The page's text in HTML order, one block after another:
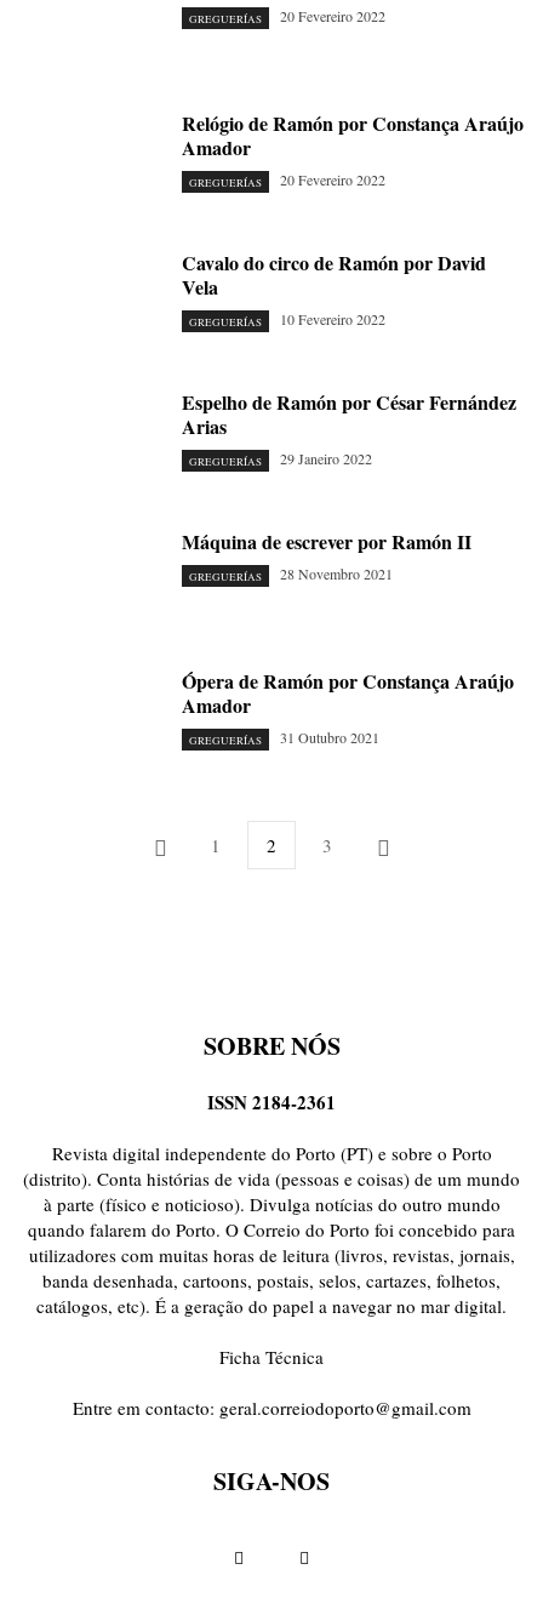
GREGUERÍAS 20 Fevereiro 2022
Relógio de Ramón por Constança Araújo
Amador
GREGUERÍAS 20 Fevereiro 2022
Cavalo do circo de Ramón por David
Vela
GREGUERÍAS 10 Fevereiro 2022
Espelho de Ramón por César Fernández
Arias
GREGUERÍAS 29 Janeiro 2022
Máquina de escrever por Ramón II
GREGUERÍAS 28 Novembro 2021
Ópera de Ramón por Constança Araújo
Amador
GREGUERÍAS 31 Outubro 2021
1 2 3
SOBRE NÓS
ISSN 2184-2361
Revista digital independente do Porto (PT) e sobre o Porto
(distrito). Conta histórias de vida (pessoas e coisas) de um mundo
à parte (físico e noticioso). Divulga notícias do outro mundo
quando falarem do Porto. O Correio do Porto foi concebido para
utilizadores com muitas horas de leitura (livros, revistas, jornais,
banda desenhada, cartoons, postais, selos, cartazes, folhetos,
catálogos, etc). É a geração do papel a navegar no mar digital.
Ficha Técnica
Entre em contacto: geral.correiodoporto@gmail.com
SIGA-NOS